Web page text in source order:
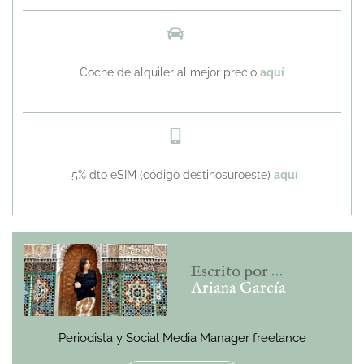
Coche de alquiler al mejor precio aquí
-5% dto eSIM (código destinosuroeste) aquí
Escrito por …
Ariana García
Periodista y Social Media Manager freelance